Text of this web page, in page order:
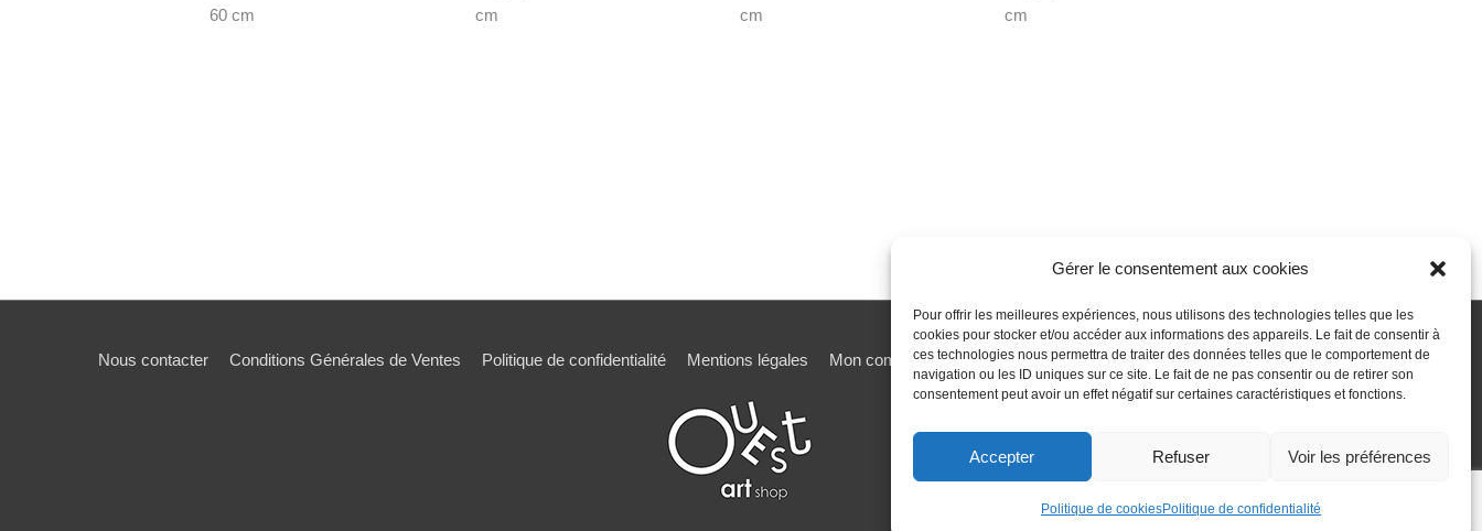
Gérer le consentement aux cookies
Pour offrir les meilleures expériences, nous utilisons des technologies telles que les
cookies pour stocker et/ou accéder aux informations des appareils. Le fait de consentir à
ces technologies nous permettra de traiter des données telles que le comportement de
navigation ou les ID uniques sur ce site. Le fait de ne pas consentir ou de retirer son
consentement peut avoir un effet négatif sur certaines caractéristiques et fonctions.
Accepter Refuser Voir les préférences
Politique de cookiesPolitique de confidentialité
60 cm
cm
cm
cm
Nous contacter Conditions Générales de Ventes Politique de confidentialité Mentions légales Mon compte Mot de passe perdu Newsletter Politique de cookies (UE)